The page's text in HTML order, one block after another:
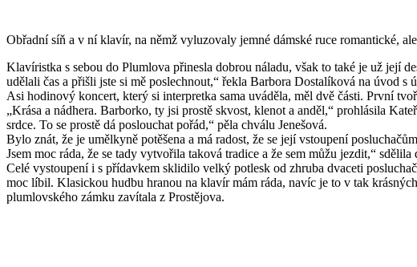
Obřadní síň a v ní klavír, na němž vyluzovaly jemné dámské ruce romantické,
Klavíristka s sebou do Plumlova přinesla dobrou náladu, však to také je už její
udělali čas a přišli jste si mě poslechnout,“ řekla Barbora Dostalíková na úvod s
Asi hodinový koncert, který si interpretka sama uváděla, měl dvě části. První
„Krása a nádhera. Barborko, ty jsi prostě skvost, klenot a anděl,“ prohlásila
srdce. To se prostě dá poslouchat pořád,“ pěla chválu Jenešová.
Bylo znát, že je umělkyně potěšena a má radost, že se její vstoupení
Jsem moc ráda, že se tady vytvořila taková tradice a že sem můžu jezdit,“
Celé vystoupení i s přídavkem sklidilo velký potlesk od zhruba dvaceti
moc líbil. Klasickou hudbu hranou na klavír mám ráda, navíc je to v tak
plumlovského zámku zavítala z Prostějova.